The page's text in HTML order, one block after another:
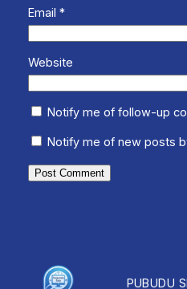
Email *
Website
Notify me of follow-up
Notify me of new posts
PUBUDU